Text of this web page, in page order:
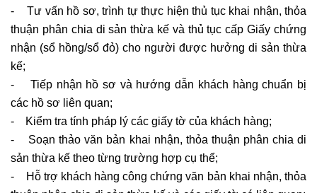
- Tư vấn hồ sơ, trình tự thực hiện thủ tục khai nhận, thỏa
thuận phân chia di sản thừa kế và thủ tục cấp Giấy chứng
nhận (sổ hồng/sổ đỏ) cho người được hưởng di sản thừa
kế;
- Tiếp nhận hồ sơ và hướng dẫn khách hàng chuẩn bị
các hồ sơ liên quan;
- Kiểm tra tính pháp lý các giấy tờ của khách hàng;
- Soạn thảo văn bản khai nhận, thỏa thuận phân chia di
sản thừa kế theo từng trường hợp cụ thể;
- Hỗ trợ khách hàng công chứng văn bản khai nhận, thỏa